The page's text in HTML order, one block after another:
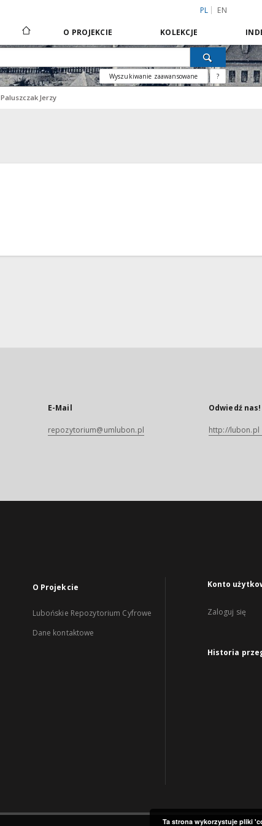
PL EN
O PROJEKCIE KOLEKCJE
Wyszukiwanie zaawansowane ?
Paluszczak Jerzy
E-Mail
repozytorium@umlubon.pl
Odwiedź nas!
http://lubon.pl
O Projekcie
Lubońskie Repozytorium Cyfrowe
Dane kontaktowe
Konto
Zaloguj się
Historia
Ta strona wykorzystuje pliki